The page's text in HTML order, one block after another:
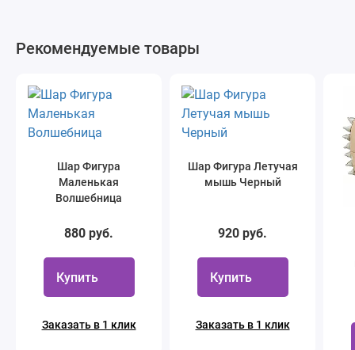
Рекомендуемые товары
Шар Фигура
Маленькая
Волшебница
880 руб.
Купить
Заказать в 1 клик
Шар Фигура Летучая
мышь Черный
920 руб.
Купить
Заказать в 1 клик